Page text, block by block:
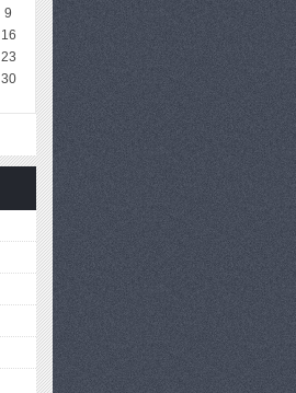
9
16
23
30